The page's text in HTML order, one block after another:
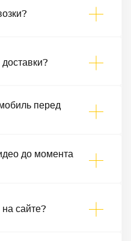
перед
до момента
сайте?